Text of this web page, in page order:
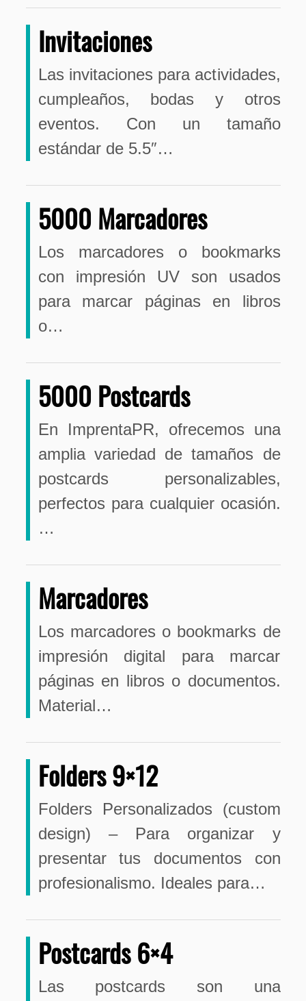
Invitaciones
Las invitaciones para actividades,
cumpleaños, bodas y otros
eventos. Con un tamaño
estándar de 5.5″…
5000 Marcadores
Los marcadores o bookmarks
con impresión UV son usados
para marcar páginas en libros
o…
5000 Postcards
En ImprentaPR, ofrecemos una
amplia variedad de tamaños de
postcards personalizables,
perfectos para cualquier ocasión.
…
Marcadores
Los marcadores o bookmarks de
impresión digital para marcar
páginas en libros o documentos.
Material…
Folders 9×12
Folders Personalizados (custom
design) – Para organizar y
presentar tus documentos con
profesionalismo. Ideales para…
Postcards 6×4
Las postcards son una